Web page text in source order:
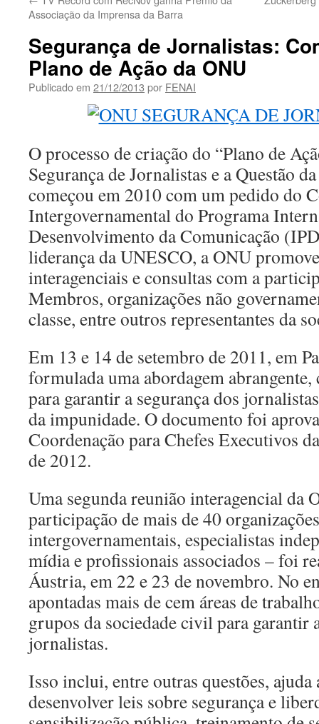
Associação da Imprensa da Barra
Segurança de Jornalistas:
Plano de Ação da ONU
Publicado em 21/12/2013 por FENAI
O processo de criação do “Plano de
Segurança de Jornalistas e a Questão
começou em 2010 com um pedido do
Intergovernamental do Programa
Desenvolvimento da Comunicação
liderança da UNESCO, a ONU
interagenciais e consultas com a
Membros, organizações não
classe, entre outros representantes da
Em 13 e 14 de setembro de 2011, em
formulada uma abordagem abrangente,
para garantir a segurança dos
da impunidade. O documento foi
Coordenação para Chefes Executivos
de 2012.
Uma segunda reunião interagencial da
participação de mais de 40
intergovernamentais, especialistas
mídia e profissionais associados – foi
Áustria, em 22 e 23 de novembro. No
apontadas mais de cem áreas de
grupos da sociedade civil para garantir
jornalistas.
Isso inclui, entre outras questões, ajuda
desenvolver leis sobre segurança e